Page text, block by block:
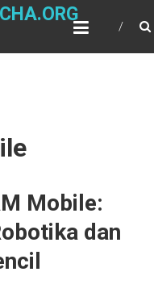
Mobile:
dan